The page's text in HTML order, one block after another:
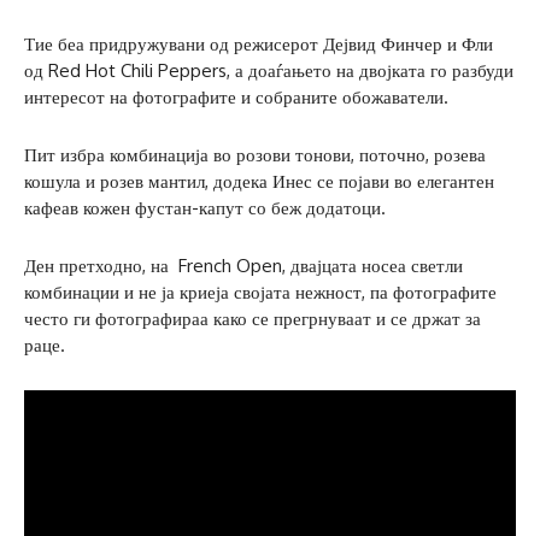
Тие беа придружувани од режисерот Дејвид Финчер и Фли
од Red Hot Chili Peppers, а доаѓањето на двојката го разбуди
интересот на фотографите и собраните обожаватели.
Пит избра комбинација во розови тонови, поточно, розева
кошула и розев мантил, додека Инес се појави во елегантен
кафеав кожен фустан-капут со беж додатоци.
Ден претходно, на French Open, двајцата носеа светли
комбинации и не ја криеја својата нежност, па фотографите
често ги фотографираа како се прегрнуваат и се држат за
раце.